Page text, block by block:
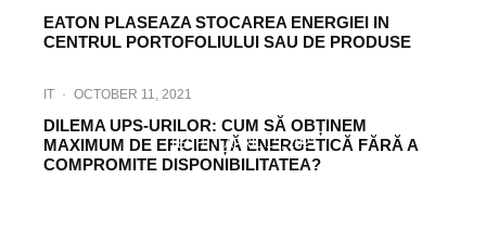
EATON PLASEAZA STOCAREA ENERGIEI IN
CENTRUL PORTOFOLIULUI SAU DE PRODUSE
IT · OCTOBER 11, 2021
DILEMA UPS-URILOR: CUM SĂ OBȚINEM
MAXIMUM DE EFICIENȚĂ ENERGETICĂ FĂRĂ A
COMPROMITE DISPONIBILITATEA?
TECH · APRIL 15, 2021